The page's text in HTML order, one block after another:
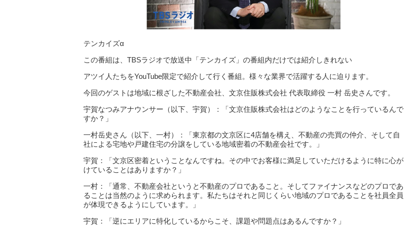
テンカイズα
この番組は、TBSラジオで放送中「テンカイズ」の番組内だけでは紹介しきれない
アツイ人たちをYouTube限定で紹介して行く番組。様々な業界で活躍する人に迫ります。
今回のゲストは地域に根ざした不動産会社、文京住販株式会社 代表取締役 一村 岳史さんです。
宇賀なつみアナウンサー（以下、宇賀）：「文京住販株式会社はどのようなことを行っているんで
すか？」
一村岳史さん（以下、一村）：「東京都の文京区に4店舗を構え、不動産の売買の仲介、そして自
社による宅地や戸建住宅の分譲をしている地域密着の不動産会社です。」
宇賀：「文京区密着ということなんですね。その中でお客様に満足していただけるように特に心が
けていることはありますか？」
一村：「通常、不動産会社というと不動産のプロであること。そしてファイナンスなどのプロであ
ることは当然のように求められます。私たちはそれと同じくらい地域のプロであることを社員全員
が体現できるようにしています。」
宇賀：「逆にエリアに特化しているからこそ、課題や問題点はあるんですか？」